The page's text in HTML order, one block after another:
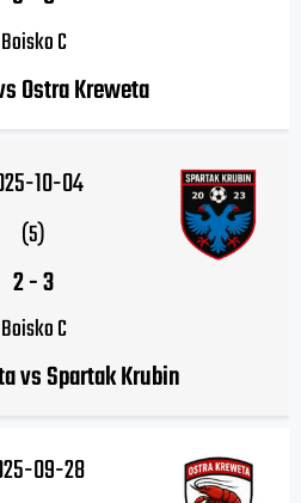
Boisko C
Ostra Kreweta
10-04
(5)
2-3
Boisko C
vs Spartak Krubin
09-28